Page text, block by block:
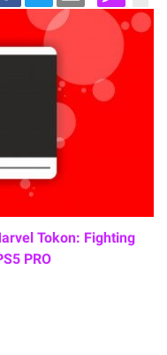
Tokon: Fighting
PRO